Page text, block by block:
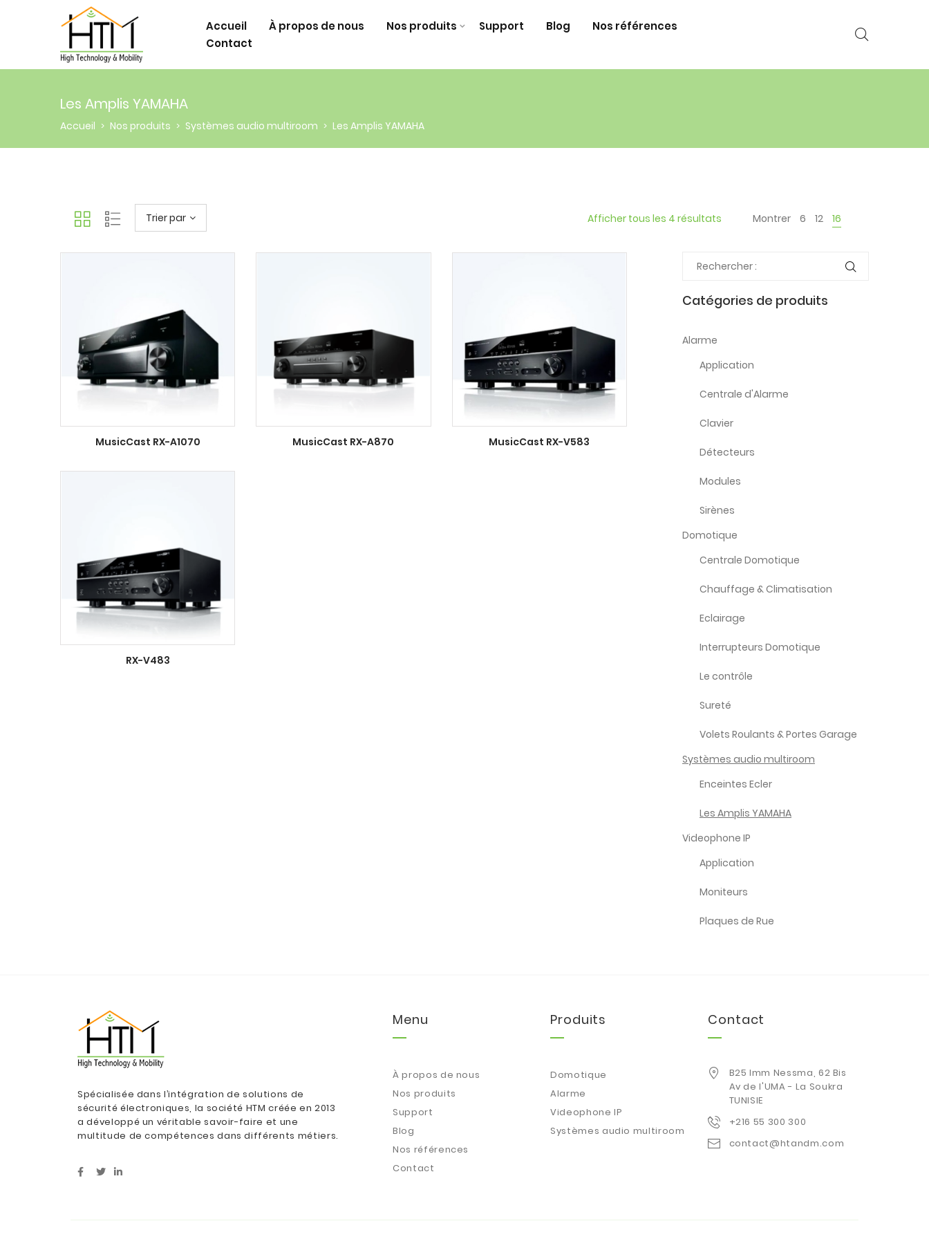
Accueil À propos de nous Nos produits Support Blog
Nos références
Contact
Les Amplis YAMAHA
Accueil > Nos produits > Systèmes audio multiroom > Les Amplis YAMAHA
Afficher tous les 4 résultats Montrer 6 12 16
Trier par
MusicCast RX-A1070 MusicCast RX-A870 MusicCast RX-V583
RX-V483
Catégories de produits
Alarme
Application
Centrale d'Alarme
Clavier
Détecteurs
Modules
Sirènes
Domotique
Centrale Domotique
Chauffage & Climatisation
Eclairage
Interrupteurs Domotique
Le contrôle
Sureté
Volets Roulants & Portes Garage
Systèmes audio multiroom
Enceintes Ecler
Les Amplis YAMAHA
Videophone IP
Application
Moniteurs
Plaques de Rue
Spécialisée dans l’intégration de solutions de
sécurité électroniques, la société HTM créée en 2013
a développé un véritable savoir-faire et une
multitude de compétences dans différents métiers.
Menu
À propos de nous
Nos produits
Support
Blog
Nos références
Contact
Produits
Domotique
Alarme
Videophone IP
Systèmes audio multiroom
Contact
B25 Imm Nessma, 62 Bis
Av de l'UMA - La Soukra
TUNISIE
+216 55 300 300
contact@htandm.com